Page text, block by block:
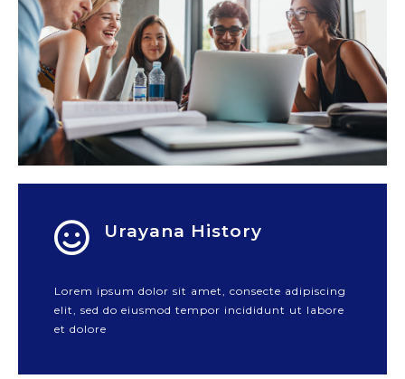
Urayana History
Lorem ipsum dolor sit amet, consecte adipiscing
elit, sed do eiusmod tempor incididunt ut labore
et dolore